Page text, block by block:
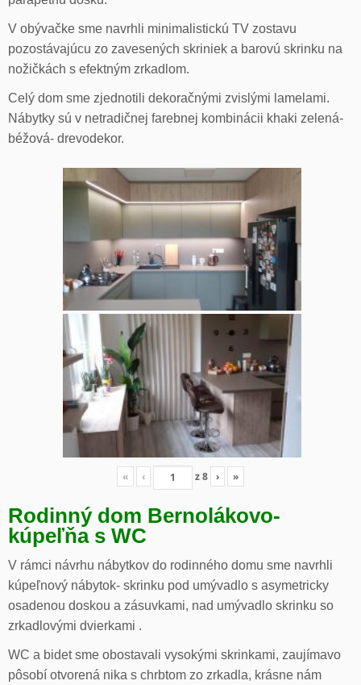
V obývačke sme navrhli minimalistickú TV zostavu
pozostávajúcu zo zavesených skriniek a barovú skrinku na
nožičkách s efektným zrkadlom.
Celý dom sme zjednotili dekoračnými zvislými lamelami.
Nábytky sú v netradičnej farebnej kombinácii khaki zelená-
béžová- drevodekor.
« ‹ z8 › »
Rodinný dom Bernolákovo-
kúpeľňa s WC
V rámci návrhu nábytkov do rodinného domu sme navrhli
kúpeľnový nábytok- skrinku pod umývadlo s asymetricky
osadenou doskou a zásuvkami, nad umývadlo skrinku so
zrkadlovými dvierkami .
WC a bidet sme obostavali vysokými skrinkami, zaujímavo
pôsobí otvorená nika s chrbtom zo zrkadla, krásne nám